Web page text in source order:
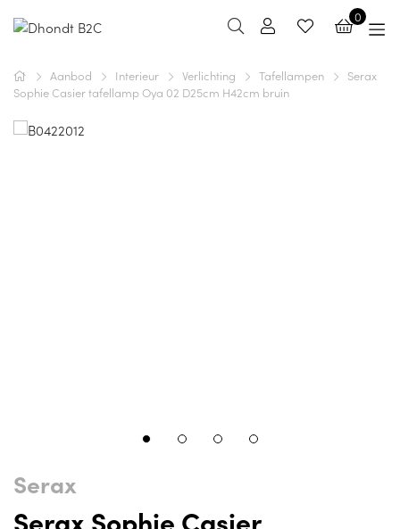
0
Aanbod Interieur Verlichting Tafellampen
Serax
Sophie Casier tafellamp Oya 02 D25cm H42cm bruin
Serax
Serax Sophie Casier